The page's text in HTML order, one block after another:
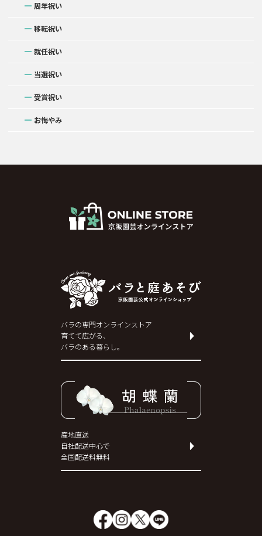
周年祝い
移転祝い
就任祝い
当選祝い
受賞祝い
お悔やみ
バラの専門オンラインストア
育てて広がる、
バラのある暮らし。
産地直送
自社配送中心で
全国配送料無料